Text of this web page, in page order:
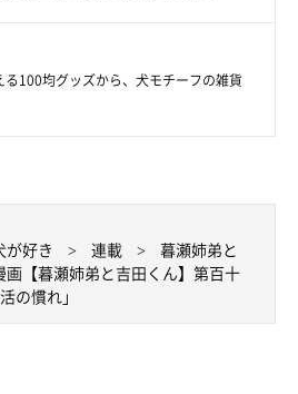
100均グッズから、犬モチーフの雑貨
が好き 連載
暮瀬姉弟と
画【暮瀬姉弟と吉田くん】第百十
の慣れ」